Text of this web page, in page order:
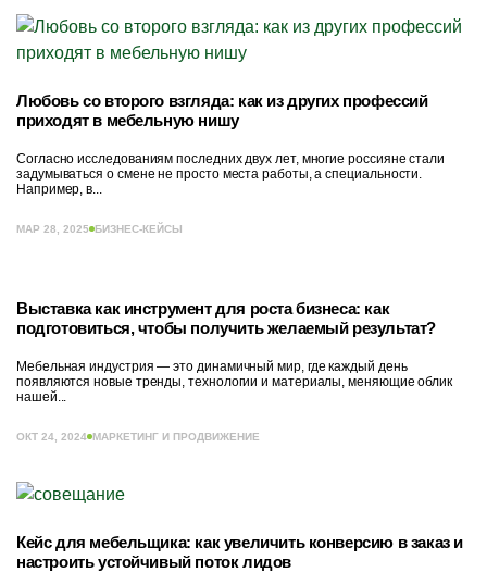
Любовь со второго взгляда: как из других профессий
приходят в мебельную нишу
Согласно исследованиям последних двух лет, многие россияне стали
задумываться о смене не просто места работы, а специальности.
Например, в...
МАР 28, 2025 БИЗНЕС-КЕЙСЫ
Выставка как инструмент для роста бизнеса: как
подготовиться, чтобы получить желаемый результат?
Мебельная индустрия — это динамичный мир, где каждый день
появляются новые тренды, технологии и материалы, меняющие облик
нашей...
ОКТ 24, 2024 МАРКЕТИНГ И ПРОДВИЖЕНИЕ
Кейс для мебельщика: как увеличить конверсию в заказ и
настроить устойчивый поток лидов